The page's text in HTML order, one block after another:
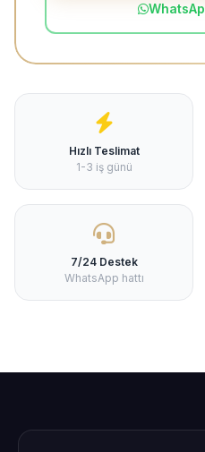
Hızlı Teslimat
1-3 iş günü
7/24 Destek
WhatsApp hattı